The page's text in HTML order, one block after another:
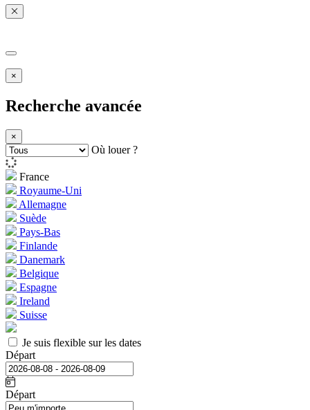
×
Recherche avancée
×
Où louer ?
France
Royaume-Uni
Allemagne
Suède
Pays-Bas
Finlande
Danemark
Belgique
Espagne
Ireland
Suisse
Je suis flexible sur les dates
Départ
Départ